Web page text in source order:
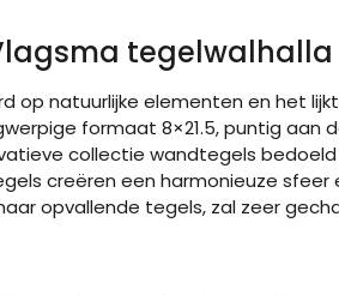
tegelwalhalla
op natuurlijke elementen en het
formaat 8×21.5, puntig
collectie wandtegels
creëren een harmonieuze
opvallende tegels, zal zeer